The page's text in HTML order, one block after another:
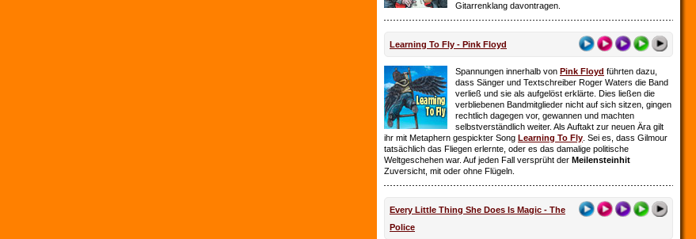
Gitarrenklang davontragen.
Learning To Fly - Pink Floyd
Spannungen innerhalb von Pink Floyd führten dazu,
dass Sänger und Textschreiber Roger Waters die Band
verließ und sie als aufgelöst erklärte. Dies ließen die
verbliebenen Bandmitglieder nicht auf sich sitzen, gingen
rechtlich dagegen vor, gewannen und machten
selbstverständlich weiter. Als Auftakt zur neuen Ära gilt
ihr mit Metaphern gespickter Song Learning To Fly . Sei es, dass Gilmour
tatsächlich das Fliegen erlernte, oder es das damalige politische
Weltgeschehen war. Auf jeden Fall versprüht der Meilensteinhit
Zuversicht, mit oder ohne Flügeln.
Every Little Thing She Does Is Magic - The
Police